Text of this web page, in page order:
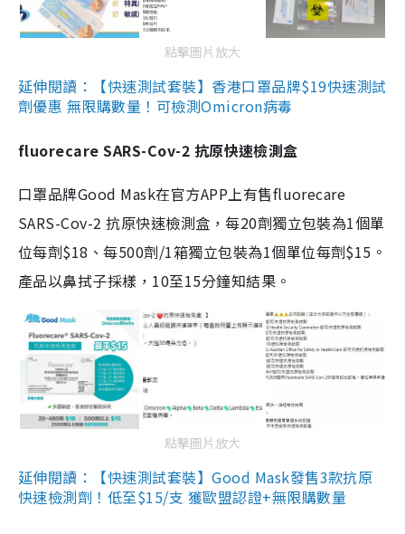
點擊圖片放大
延伸閱讀：【快速測試套裝】香港口罩品牌$19快速測試
劑優惠 無限購數量！可檢測Omicron病毒
fluorecare SARS-Cov-2 抗原快速檢測盒
口罩品牌Good Mask在官方APP上有售fluorecare
SARS-Cov-2 抗原快速檢測盒，每20劑獨立包裝為1個單
位每劑$18、每500劑/1箱獨立包裝為1個單位每劑$15。
產品以鼻拭子採樣，10至15分鐘知結果。
點擊圖片放大
延伸閱讀：【快速測試套裝】Good Mask發售3款抗原
快速檢測劑！低至$15/支 獲歐盟認證+無限購數量